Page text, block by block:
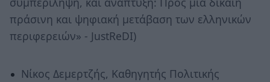
πράσινη και ψηφιακή μετάβαση των ελληνικών
περιφερειών» - JustReDI)
Νίκος Δεμερτζής, Καθηγητής Πολιτικής